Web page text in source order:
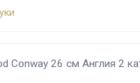
Conway 26 см Англия 2